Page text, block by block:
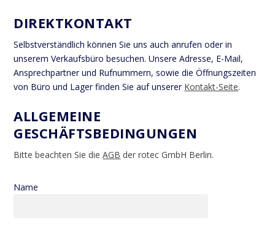
DIREKTKONTAKT
Selbstverständlich können Sie uns auch anrufen oder in
unserem Verkaufsbüro besuchen. Unsere Adresse, E-Mail,
Ansprechpartner und Rufnummern, sowie die Öffnungszeiten
von Büro und Lager finden Sie auf unserer Kontakt-Seite.
ALLGEMEINE
GESCHÄFTSBEDINGUNGEN
Bitte beachten Sie dieAGB der rotec GmbH Berlin.
Name